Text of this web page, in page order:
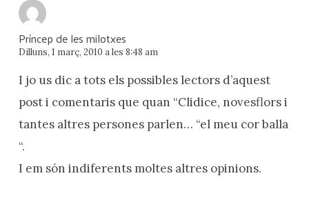
Príncep de les milotxes
Dilluns, 1 març, 2010 a les 8:48 am
I jo us dic a tots els possibles lectors d’aquest
post i comentaris que quan “Clidice, novesflors i
tantes altres persones parlen… “el meu cor balla
“.
I em són indiferents moltes altres opinions.